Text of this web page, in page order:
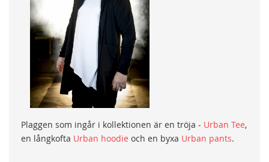
Plaggen som ingår i kollektionen är en tröja - Urban Tee,
en långkofta Urban hoodie och en byxa Urban pants.